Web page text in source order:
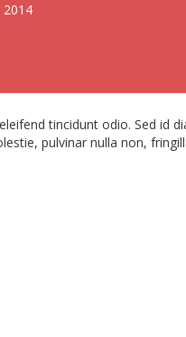
tincidunt odio. Sed id
pulvinar nulla non,